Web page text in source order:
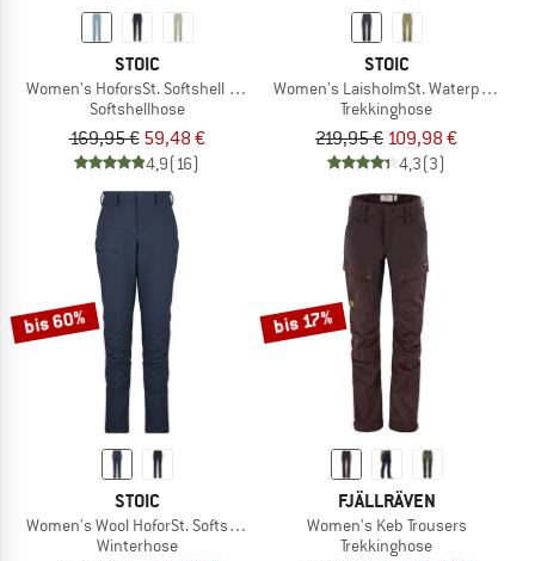
STOIC
Women's HoforsSt. Softshell Pants Light
Softshellhose
169,95 € 59,48 €
4,9(16)
STOIC
Women's LaisholmSt. Waterproof
Trekkinghose
219,95 € 109,98 €
4,3(3)
bis 60%
STOIC
Women's Wool HoforSt. Softshell Winter Pants
Winterhose
bis 17%
FJÄLLRÄVEN
Women's Keb Trousers
Trekkinghose